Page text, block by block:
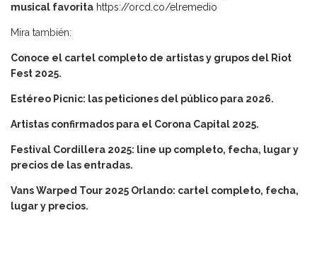
musical favorita https://orcd.co/elremedio
Mira también:
Conoce el cartel completo de artistas y grupos del Riot
Fest 2025.
Estéreo Picnic: las peticiones del público para 2026.
Artistas confirmados para el Corona Capital 2025.
Festival Cordillera 2025: line up completo, fecha, lugar y
precios de las entradas.
Vans Warped Tour 2025 Orlando: cartel completo, fecha,
lugar y precios.